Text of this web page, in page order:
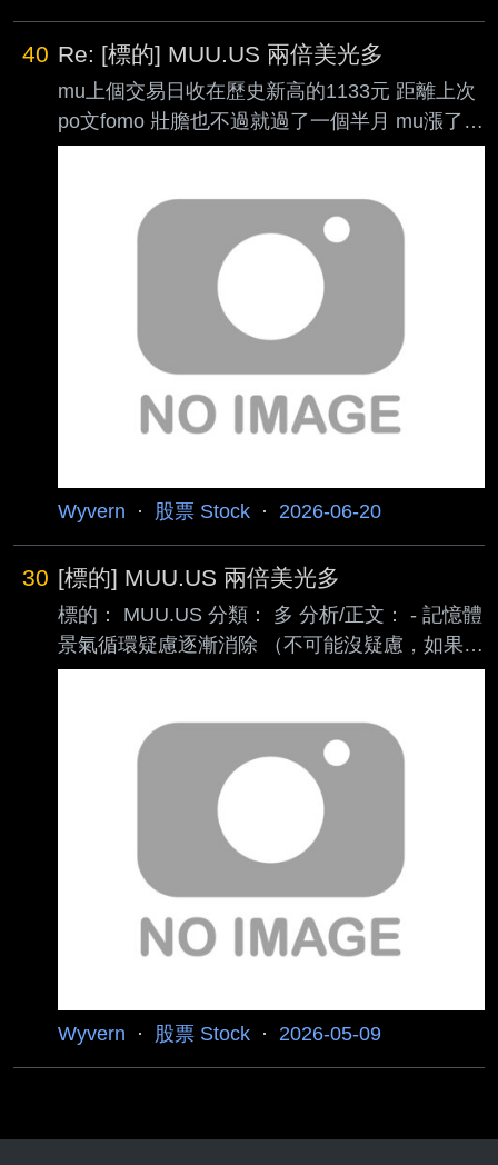
40 Re: [標的] MUU.US 兩倍美光多
mu上個交易日收在歷史新高的1133元 距離上次
po文fomo 壯膽也不過就過了一個半月 mu漲了約
50% muu漲了約110% 即將超越原股之際下個月
https://www.direxion.com/press-
release/direxion-to-split-nine-etfs 看法維持不變
這段時間仍持續在反應市場對記憶體的重新估值
各機構也紛紛上調目標價 普遍提高至1500左右
沒有看到任何需求反轉的跡象 繼續持有 下週美
光財報可能會有比較大的波動 抓穩
Wyvern · 股票 Stock · 2026-06-20
30 [標的] MUU.US 兩倍美光多
標的： MUU.US 分類： 多 分析/正文： - 記憶體
景氣循環疑慮逐漸消除 （不可能沒疑慮，如果完
全沒疑慮股價可能已經兩千三千） - 記憶體三巨
發展越來越多（機器人的普及、自駕電動車的普
及、ai終端設備 的普及） - 股價噴到750了
forward pe也才8~10 雖然過去一年股價翻倍又翻
倍，但只要有HBM不是景氣循環的信念，現在進
場也不算遲 進退場機制： MU上看1000 越跌越
買 出現第四家HBM供應商就一鍵出清 奈米對帳
單 https://
Wyvern · 股票 Stock · 2026-05-09